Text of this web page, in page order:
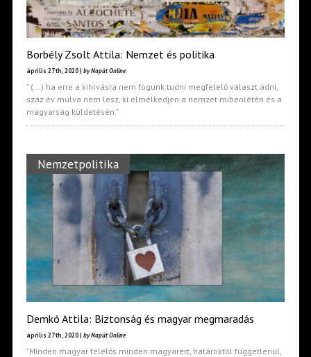
Borbély Zsolt Attila: Nemzet és politika
április 27th, 2020 | by Napút Online
" (...) ha erre a kihívásra nem fogunk tudni megfelelő választ adni,
száz év múlva nem lesz, ki elmélkedjen a nemzet mibenlétén és a
magyarság küldetésén."
Nemzetpolitika
Demkó Attila: Biztonság és magyar megmaradás
április 27th, 2020 | by Napút Online
"Minden magyar felelős minden magyarért, határoktól függetlenül,